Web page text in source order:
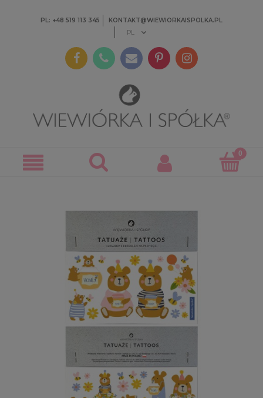
PL: +48 519 113 345 KONTAKT@WIEWIORKAISPOLKA.PL